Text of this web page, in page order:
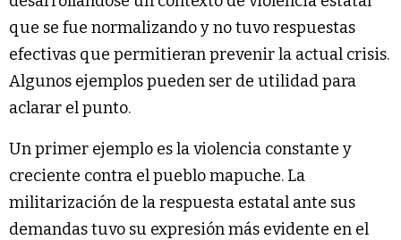
que se fue normalizando y no tuvo respuestas
efectivas que permitieran prevenir la actual crisis.
Algunos ejemplos pueden ser de utilidad para
aclarar el punto.
Un primer ejemplo es la violencia constante y
creciente contra el pueblo mapuche. La
militarización de la respuesta estatal ante sus
demandas tuvo su expresión más evidente en el